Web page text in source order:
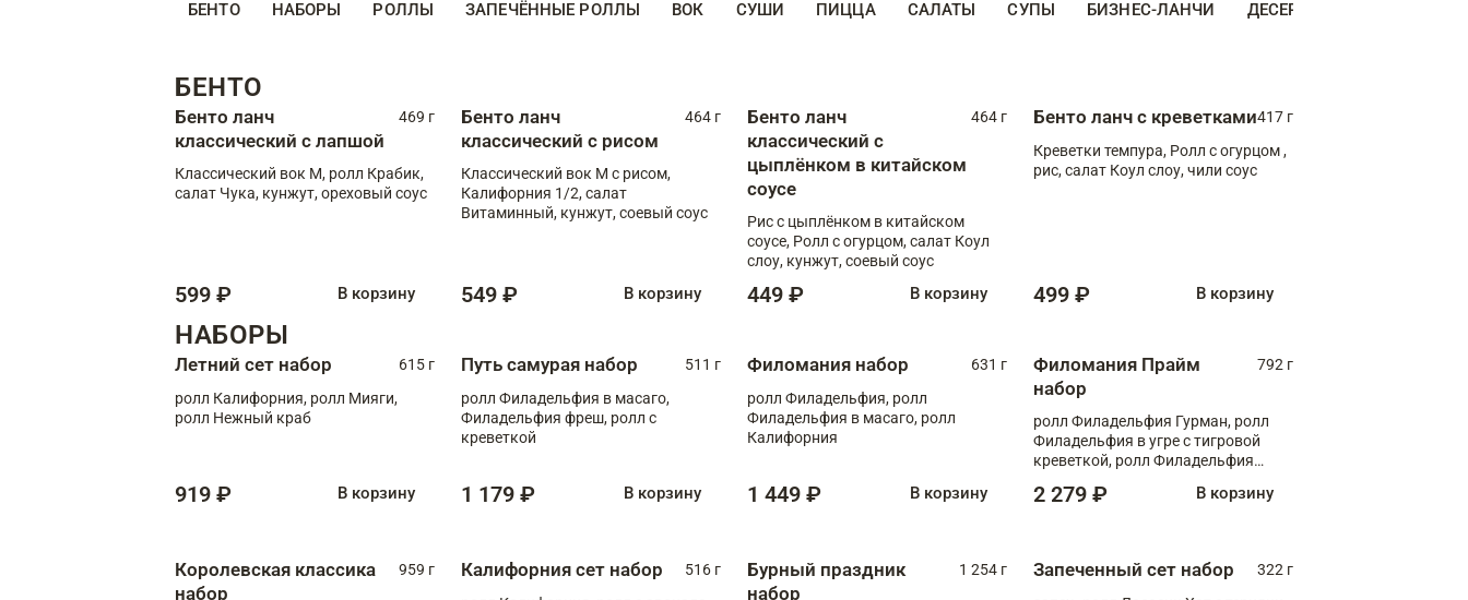
БЕНТО НАБОРЫ РОЛЛЫ ЗАПЕЧЁННЫЕ РОЛЛЫ ВОК СУШИ ПИЦЦА САЛАТЫ СУПЫ БИЗНЕС-ЛАНЧИ ДЕСЕРТЫ
БЕНТО
Бенто ланч
классический с лапшой
469 г
Классический вок М, ролл Крабик,
салат Чука, кунжут, ореховый соус
599 ₽ В корзину
Бенто ланч
классический с рисом
464 г
Классический вок М с рисом,
Калифорния 1/2, салат
Витаминный, кунжут, соевый соус
549 ₽ В корзину
Бенто ланч
классический с
цыплёнком в китайском
соусе
464 г
Рис с цыплёнком в китайском
соусе, Ролл с огурцом, салат Коул
слоу, кунжут, соевый соус
449 ₽ В корзину
Бенто ланч с креветками417 г
Креветки темпура, Ролл с огурцом ,
рис, салат Коул слоу, чили соус
499 ₽ В корзину
НАБОРЫ
Летний сет набор
615 г
ролл Калифорния, ролл Мияги,
ролл Нежный краб
919 ₽ В корзину
Путь самурая набор
511 г
ролл Филадельфия в масаго,
Филадельфия фреш, ролл с
креветкой
1 179 ₽ В корзину
Филомания набор
631 г
ролл Филадельфия, ролл
Филадельфия в масаго, ролл
Калифорния
1 449 ₽ В корзину
Филомания Прайм
набор
792 г
ролл Филадельфия Гурман, ролл
Филадельфия в угре с тигровой
креветкой, ролл Филадельфия
2 279 ₽ В корзину
Королевская классика
набор
959 г Калифорния сет набор
516 г
Бурный праздник
набор
1 254 г Запеченный сет набор
322 г